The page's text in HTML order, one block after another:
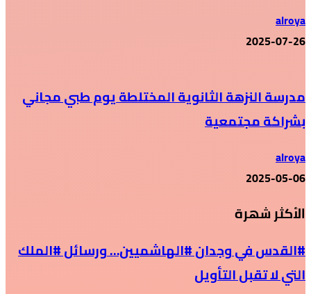
alroya
2025-07-26
مدرسة النزهة الثانوية المختلطة يوم طبي مجاني
بشراكة مجتمعية
alroya
2025-05-06
الأكثر شهرة
#القدس في وجدان #الهاشميين… ورسائل #الملك
التي لا تقبل التأويل